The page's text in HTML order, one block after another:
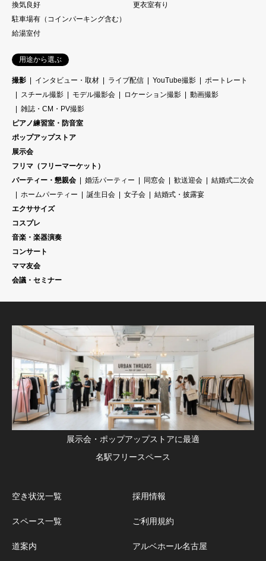
換気良好
更衣室有り
駐車場有（コインパーキング含む）
給湯室付
用途から選ぶ
撮影 インタビュー・取材 ライブ配信 YouTube撮影
ポートレート
スチール撮影
モデル撮影会 ロケーション撮影
動画撮影
雑誌・CM・PV撮影
ピアノ練習室・防音室
ポップアップストア
展示会
フリマ（フリーマーケット）
パーティー・懇親会
婚活パーティー 同窓会 歓送迎会
結婚式二次会
ホームパーティー
誕生日会 女子会
結婚式・披露宴
エクササイズ
コスプレ
音楽・楽器演奏
コンサート
ママ友会
会議・セミナー
展示会・ポップアップストアに最適
名駅フリースペース
空き状況一覧
スペース一覧
道案内
採用情報
ご利用規約
アルベホール名古屋